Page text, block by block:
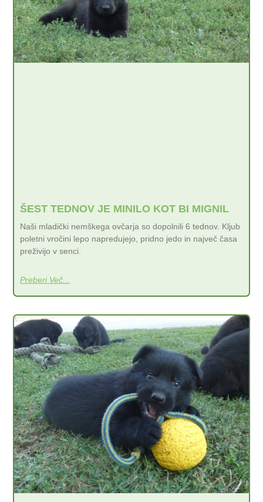
ŠEST TEDNOV JE MINILO KOT BI MIGNIL
Naši mladički nemškega ovčarja so dopolnili 6 tednov. Kljub
poletni vročini lepo napredujejo, pridno jedo in največ časa
preživijo v senci.
Preberi Več...